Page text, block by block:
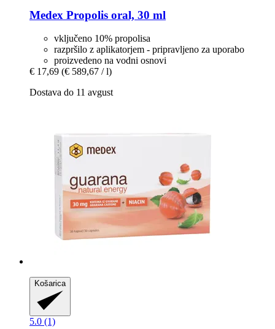
Medex Propolis oral, 30 ml
vključeno 10% propolisa
razpršilo z aplikatorjem - pripravljeno za uporabo
proizvedeno na vodni osnovi
€ 17,69 (€ 589,67 / l)
Dostava do 11 avgust
Košarica
5.0 (1)